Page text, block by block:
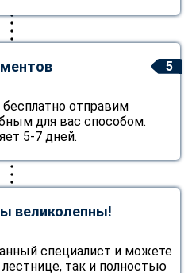
5
отправим
для вас способом.
5-7 дней.
великолепны!
специалист и можете
так и полностью